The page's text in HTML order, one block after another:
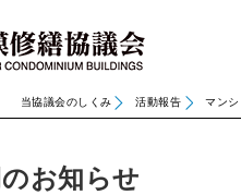
当協議会のしくみ 活動報告 マン
お知らせ